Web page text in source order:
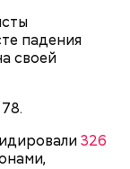
падения
своей
326